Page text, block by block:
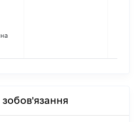
зобов'язання